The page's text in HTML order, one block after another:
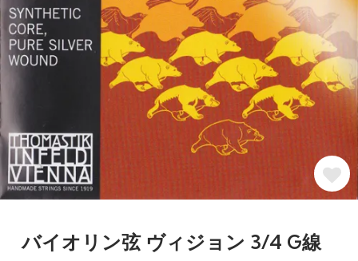
バイオリン弦 ヴィジョン 3/4 G線